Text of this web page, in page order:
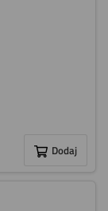
Dodaj